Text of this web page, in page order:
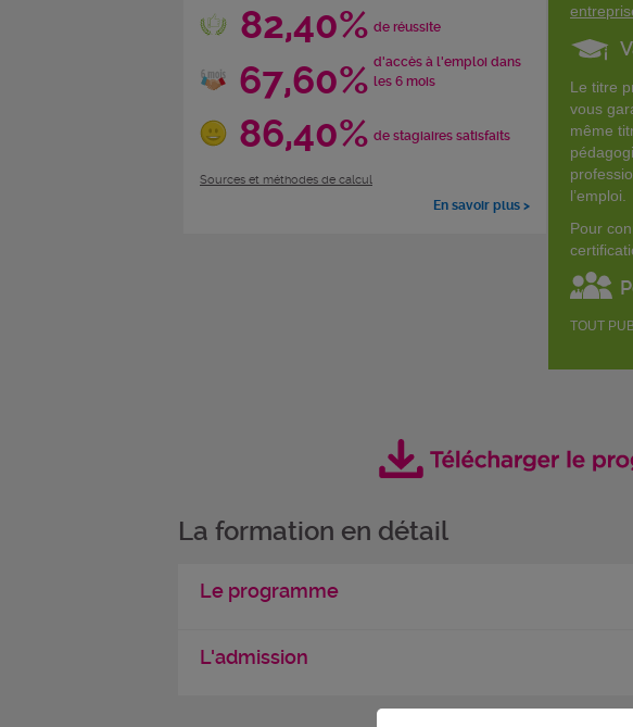
82,40% de réussite
67,60% d'accès à l'emploi dans
les 6 mois
86,40% de stagiaires satisfaits
Sources et méthodes de calcul
En savoir plus >
Le titre
vous
même
l’emploi.
Pour
TOUT
La formation en détail
Le programme
L'admission